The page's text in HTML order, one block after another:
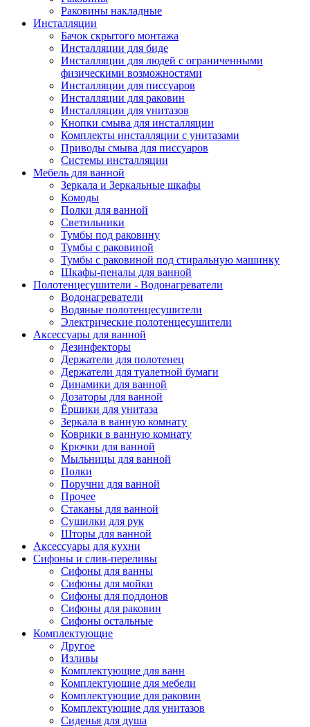
Раковины накладные
Инсталляции
Бачок скрытого монтажа
Инсталляции для биде
Инсталляции для людей с ограниченными
физическими возможностями
Инсталляции для писсуаров
Инсталляции для раковин
Инсталляции для унитазов
Кнопки смыва для инсталляции
Комплекты инсталляции с унитазами
Приводы смыва для писсуаров
Системы инсталляции
Мебель для ванной
Зеркала и Зеркальные шкафы
Комоды
Полки для ванной
Светильники
Тумбы под раковину
Тумбы с раковиной
Тумбы с раковиной под стиральную машинку
Шкафы-пеналы для ванной
Полотенцесушители - Водонагреватели
Водонагреватели
Водяные полотенцесушители
Электрические полотенцесушители
Аксессуары для ванной
Дезинфекторы
Держатели для полотенец
Держатели для туалетной бумаги
Динамики для ванной
Дозаторы для ванной
Ёршики для унитаза
Зеркала в ванную комнату
Коврики в ванную комнату
Крючки для ванной
Мыльницы для ванной
Полки
Поручни для ванной
Прочее
Стаканы для ванной
Сушилки для рук
Шторы для ванной
Аксессуары для кухни
Сифоны и слив-переливы
Сифоны для ванны
Сифоны для мойки
Сифоны для поддонов
Сифоны для раковин
Сифоны остальные
Комплектующие
Другое
Изливы
Комплектующие для ванн
Комплектующие для мебели
Комплектующие для раковин
Комплектующие для унитазов
Сиденья для душа